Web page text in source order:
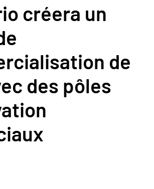
créera un
de
des pôles